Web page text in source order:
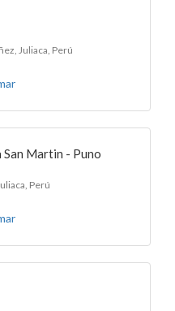
Juliaca, Perú
San Martin - Puno
Perú